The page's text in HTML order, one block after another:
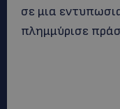
σε μια
πλημμύρισε